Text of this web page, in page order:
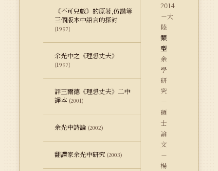
《不可兒戲》的原著,仿諧等
三個版本中語言的探討
(1997)
余光中之《理想丈夫》
(1997)
評王爾德《理想丈夫》二中
譯本 (2001)
余光中詩論 (2002)
翻譯家余光中研究 (2003)
2014
－大
陸
類
型
余
學
研
究
－
碩
士
論
文
－
楊